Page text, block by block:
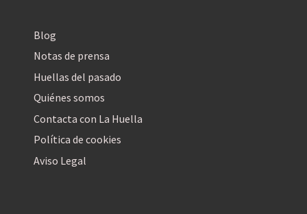
Blog
Notas de prensa
Huellas del pasado
Quiénes somos
Contacta con La Huella
Política de cookies
Aviso Legal